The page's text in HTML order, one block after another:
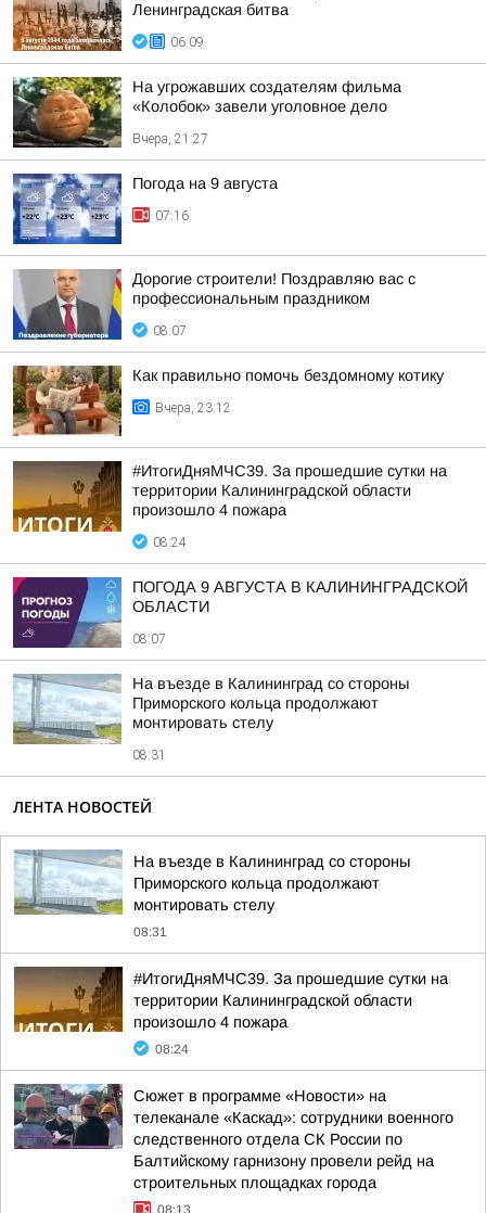
Ленинградская битва
06:09
На угрожавших создателям фильма
«Колобок» завели уголовное дело
Вчера, 21:27
Погода на 9 августа
07:16
Дорогие строители! Поздравляю вас с
профессиональным праздником
08:07
Как правильно помочь бездомному котику
Вчера, 23:12
#ИтогиДняМЧС39. За прошедшие сутки на
территории Калининградской области
произошло 4 пожара
08:24
ПОГОДА 9 АВГУСТА В КАЛИНИНГРАДСКОЙ
ОБЛАСТИ
08:07
На въезде в Калининград со стороны
Приморского кольца продолжают
монтировать стелу
08:31
ЛЕНТА НОВОСТЕЙ
На въезде в Калининград со стороны
Приморского кольца продолжают
монтировать стелу
08:31
#ИтогиДняМЧС39. За прошедшие сутки на
территории Калининградской области
произошло 4 пожара
08:24
Сюжет в программе «Новости» на
телеканале «Каскад»: сотрудники военного
следственного отдела СК России по
Балтийскому гарнизону провели рейд на
строительных площадках города
08:13